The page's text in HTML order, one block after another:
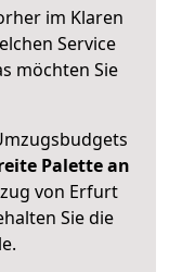
im Klaren
Service
möchten Sie
Palette an
von Erfurt
Sie die